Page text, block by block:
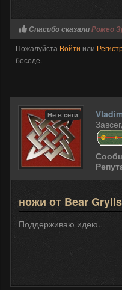
Спасибо сказалиРомео
Пожалуйста Войти или
беседе.
Не в сети
ножи от Bear Grylls
Поддерживаю идею.